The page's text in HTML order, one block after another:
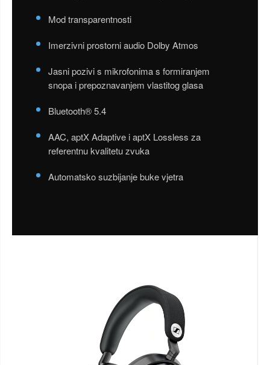
Mod transparentnosti
Imerzivni prostorni audio Dolby Atmos
Jasni pozivi s mikrofonima s formiranjem
snopa i prepoznavanjem vlastitog glasa
Bluetooth® 5.4
AAC, aptX Adaptive i aptX Lossless za
referentnu kvalitetu zvuka
Automatsko suzbijanje buke vjetra